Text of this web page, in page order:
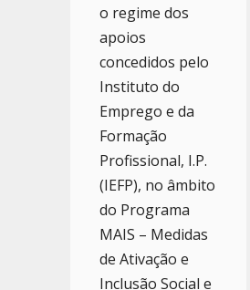
o regime dos
apoios
concedidos pelo
Instituto do
Emprego e da
Formação
Profissional, I.P.
(IEFP), no âmbito
do Programa
MAIS – Medidas
de Ativação e
Inclusão Social e